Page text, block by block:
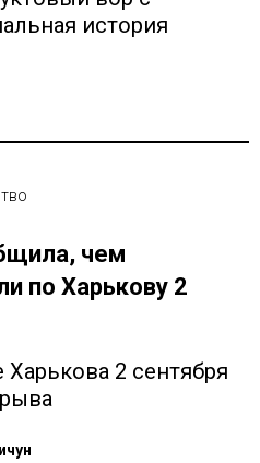
история
чем
по Харькову 2
2 сентября